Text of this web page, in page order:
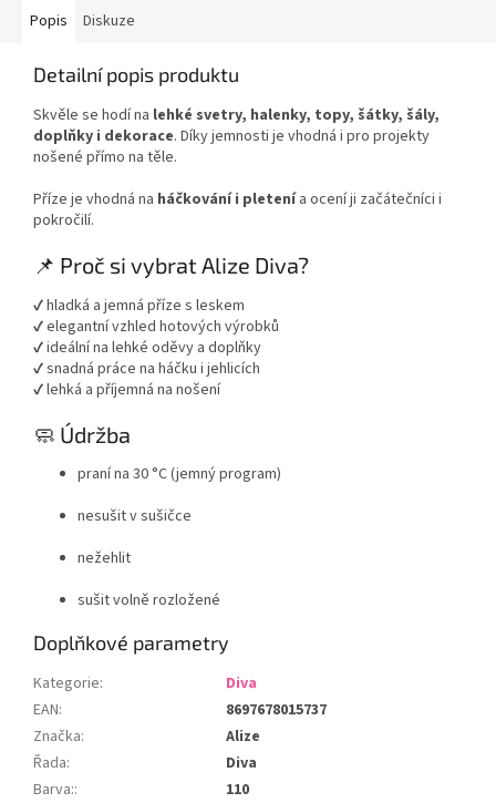
Popis Diskuze
Detailní popis produktu
Skvěle se hodí na lehké svetry, halenky, topy, šátky, šály,
doplňky i dekorace. Díky jemnosti je vhodná i pro projekty
nošené přímo na těle.
Příze je vhodná na háčkování i pletenía ocení ji začátečníci i
pokročilí.
📌 Proč si vybrat Alize Diva?
✔ hladká a jemná příze s leskem
✔ elegantní vzhled hotových výrobků
✔ ideální na lehké oděvy a doplňky
✔ snadná práce na háčku i jehlicích
✔ lehká a příjemná na nošení
🧼 Údržba
praní na 30 °C (jemný program)
nesušit v sušičce
nežehlit
sušit volně rozložené
Doplňkové parametry
Kategorie:
Diva
EAN:
8697678015737
Značka:
Alize
Řada:
Diva
Barva::
110